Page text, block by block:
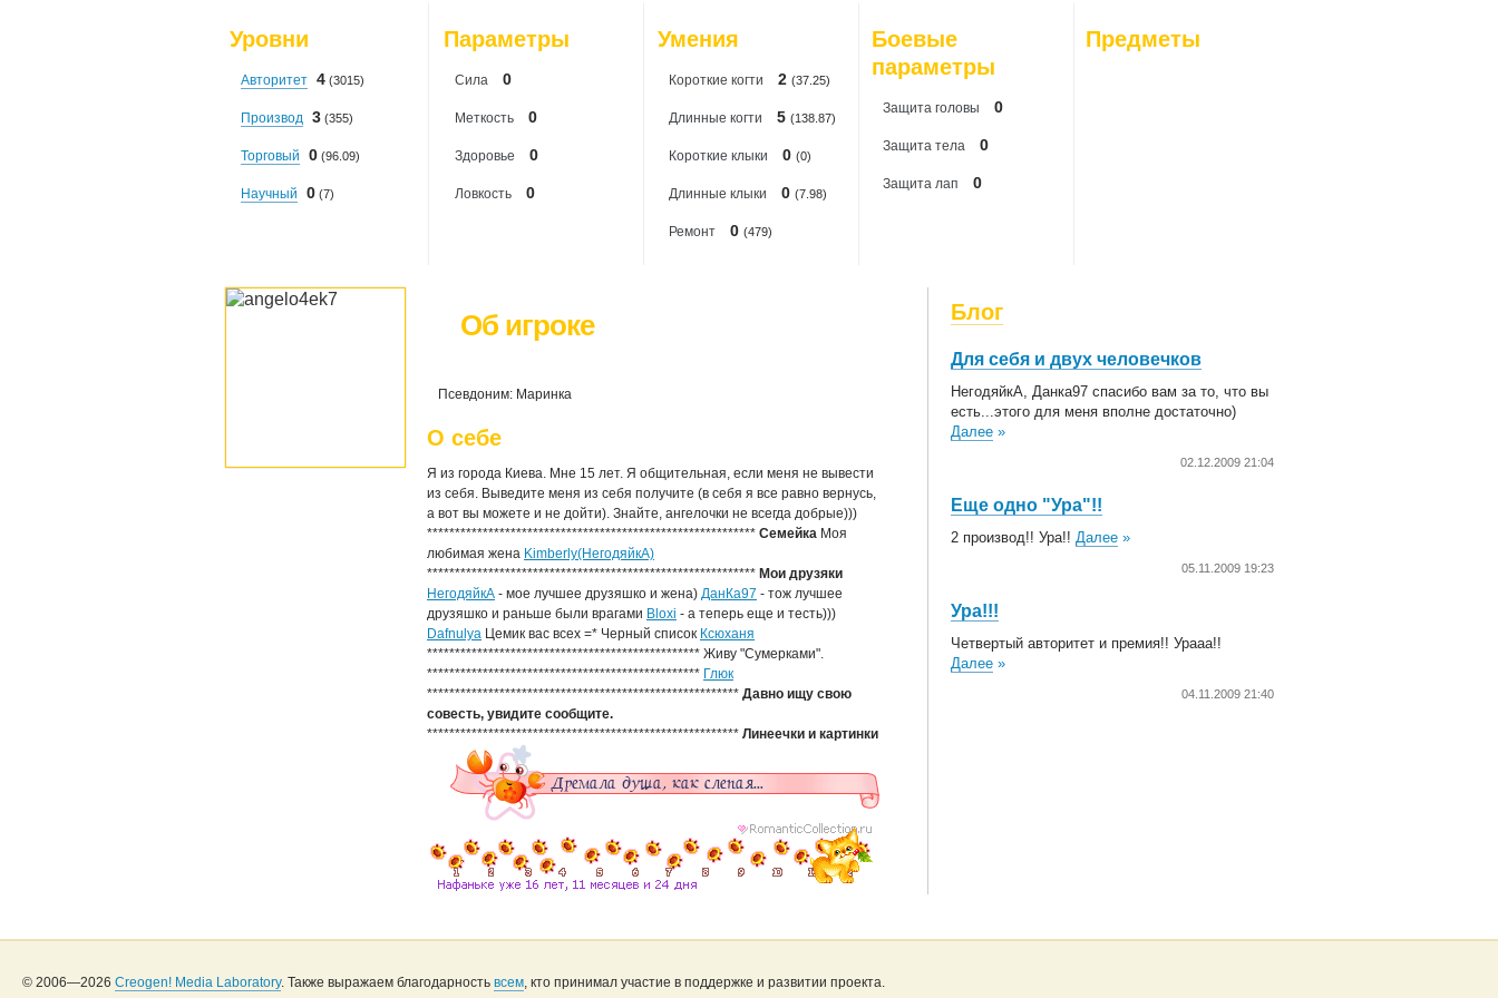
Уровни
Авторитет 4 (3015)
Производ 3 (355)
Торговый 0 (96.09)
Научный 0 (7)
Параметры
Сила 0
Меткость 0
Здоровье 0
Ловкость 0
Умения
Короткиe когти 2 (37.25)
Длинные когти 5 (138.87)
Короткие клыки 0 (0)
Длинные клыки 0 (7.98)
Ремонт 0 (479)
Боевые
параметры
Защита головы 0
Защита тела 0
Защита лап 0
Предметы
Об игроке
Псевдоним: Маринка
О себе
Я из города Киева. Мне 15 лет. Я общительная, если меня не вывести
из себя. Выведите меня из себя получите (в себя я все равно вернусь,
а вот вы можете и не дойти). Знайте, ангелочки не всегда добрые)))
*********************************************************** Семейка Моя
любимая жена Kimberly(НегодяйкА)
*********************************************************** Мои друзяки
НегодяйкА - мое лучшее друзяшко и жена) ДанКа97 - тож лучшее
друзяшко и раньше были врагами Bloxi - а теперь еще и тесть)))
Dafnulya Цемик вас всех =* Черный список Ксюханя
************************************************* Живу "Сумерками".
************************************************* Глюк
******************************************************** Давно ищу свою
совесть, увидите сообщите.
******************************************************** Линеечки и картинки
Блог
Для себя и двух человечков
НегодяйкА, Данка97 спасибо вам за то, что вы
есть...этого для меня вполне достаточно)
Далее »
02.12.2009 21:04
Еще одно "Ура"!!
2 производ!! Ура!! Далее »
05.11.2009 19:23
Ура!!!
Четвертый авторитет и премия!! Урааа!!
Далее »
04.11.2009 21:40
© 2006—2026 Creogen! Media Laboratory. Также выражаем благодарность всем, кто принимал участие в поддержке и развитии проекта.